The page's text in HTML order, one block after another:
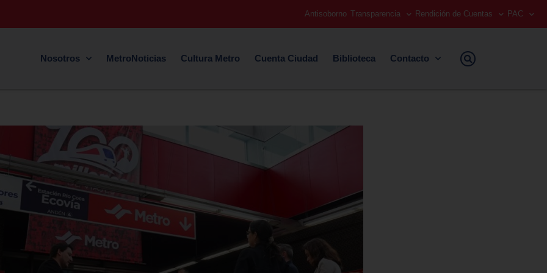
Antisoborno Transparencia Rendición de Cuentas PAC
Nosotros MetroNoticias Cultura Metro Cuenta Ciudad Biblioteca Contacto